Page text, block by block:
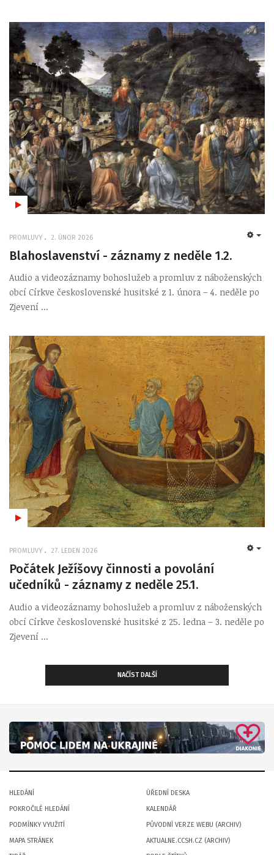
PROMLUVY 2. ÚNOR 2026
Blahoslavenství - záznamy z neděle 1.2.
Audio a videozáznamy bohoslužeb a promluv z náboženských
obcí Církve československé husitské z 1. února – 4. neděle po
Zjevení ...
PROMLUVY 27. LEDEN 2026
Počátek Ježíšovy činnosti a povolání
učedníků - záznamy z neděle 25.1.
Audio a videozáznamy bohoslužeb a promluv z náboženských
obcí Církve československé husitské z 25. ledna – 3. neděle po
Zjevení ...
NAČÍST DALŠÍ
HLEDÁNÍ
POKROČILÉ HLEDÁNÍ
PODMÍNKY VYUŽITÍ
MAPA STRÁNEK
ÚŘEDNÍ DESKA
KALENDÁŘ
PŮVODNÍ VERZE WEBU (ARCHIV)
AKTUALNE.CCSH.CZ (ARCHIV)